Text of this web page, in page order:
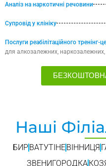
Аналіз на наркотичні речовини
Супровід у клініку
Послуги реабілітаційного тренінг-
для алкозалежних, наркозалежних,
Наші
БИР ВАТУТІНЕ ВІННИЦЯ
ЗВЕНИГОРОДКА